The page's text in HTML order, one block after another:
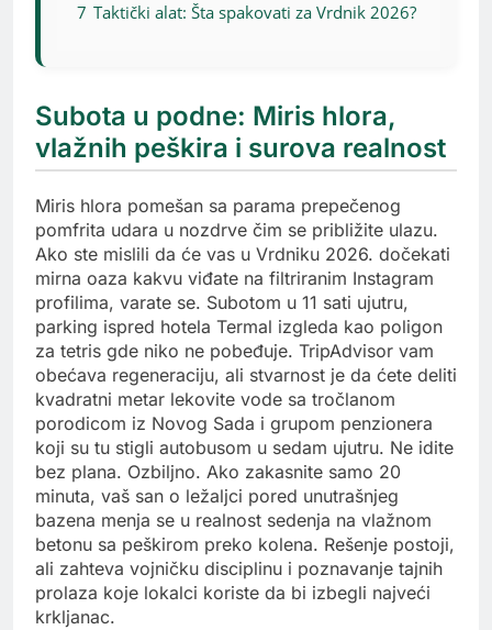
7 Taktički alat: Šta spakovati za Vrdnik 2026?
Subota u podne: Miris hlora,
vlažnih peškira i surova realnost
Miris hlora pomešan sa parama prepečenog
pomfrita udara u nozdrve čim se približite ulazu.
Ako ste mislili da će vas u Vrdniku 2026. dočekati
mirna oaza kakvu viđate na filtriranim Instagram
profilima, varate se. Subotom u 11 sati ujutru,
parking ispred hotela Termal izgleda kao poligon
za tetris gde niko ne pobeđuje. TripAdvisor vam
obećava regeneraciju, ali stvarnost je da ćete deliti
kvadratni metar lekovite vode sa tročlanom
porodicom iz Novog Sada i grupom penzionera
koji su tu stigli autobusom u sedam ujutru. Ne idite
bez plana. Ozbiljno. Ako zakasnite samo 20
minuta, vaš san o ležaljci pored unutrašnjeg
bazena menja se u realnost sedenja na vlažnom
betonu sa peškirom preko kolena. Rešenje postoji,
ali zahteva vojničku disciplinu i poznavanje tajnih
prolaza koje lokalci koriste da bi izbegli najveći
krkljanac.